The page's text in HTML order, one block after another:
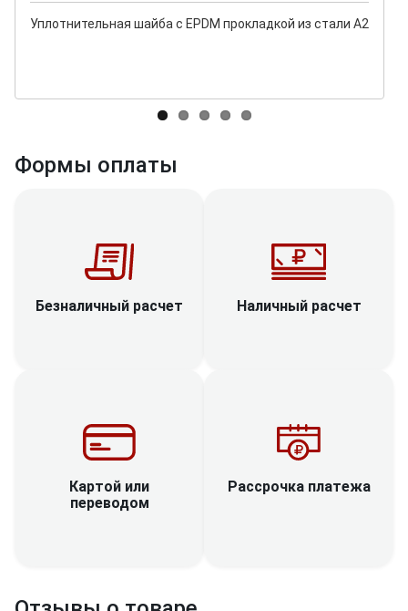
Уплотнительная шайба с EPDM прокладкой из стали А2
Формы оплаты
Безналичный расчет Наличный расчет
Картой или
переводом
Рассрочка платежа